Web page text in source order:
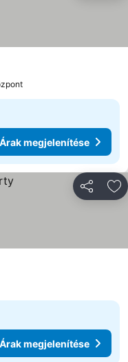
Árak megjelenítése
Árak megjelenítése